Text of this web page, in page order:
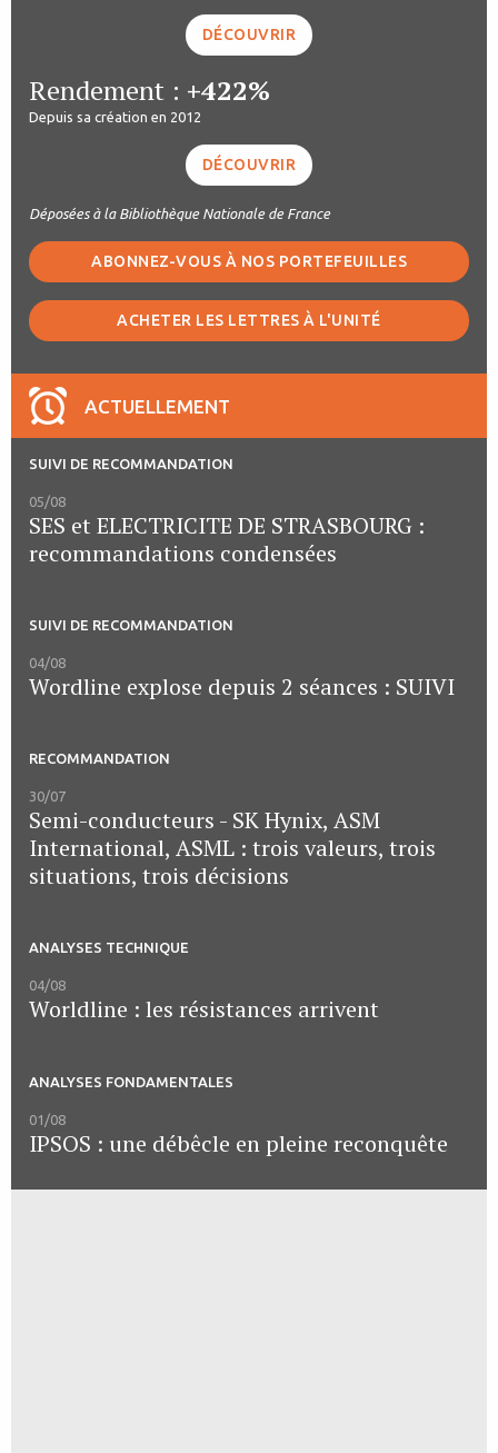
DÉCOUVRIR
Rendement : +422%
Depuis sa création en 2012
DÉCOUVRIR
Déposées à la Bibliothèque Nationale de France
ABONNEZ-VOUS À NOS PORTEFEUILLES
ACHETER LES LETTRES À L'UNITÉ
ACTUELLEMENT
SUIVI DE RECOMMANDATION
05/08
SES et ELECTRICITE DE STRASBOURG :
recommandations condensées
SUIVI DE RECOMMANDATION
04/08
Wordline explose depuis 2 séances : SUIVI
RECOMMANDATION
30/07
Semi-conducteurs - SK Hynix, ASM
International, ASML : trois valeurs, trois
situations, trois décisions
ANALYSES TECHNIQUE
04/08
Worldline : les résistances arrivent
ANALYSES FONDAMENTALES
01/08
IPSOS : une débêcle en pleine reconquête